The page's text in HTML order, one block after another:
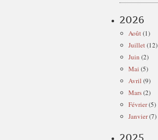
2026
Août(1)
Juillet(12)
Juin (2)
Mai (5)
Avril (9)
Mars(2)
Février(5)
Janvier(7)
2025